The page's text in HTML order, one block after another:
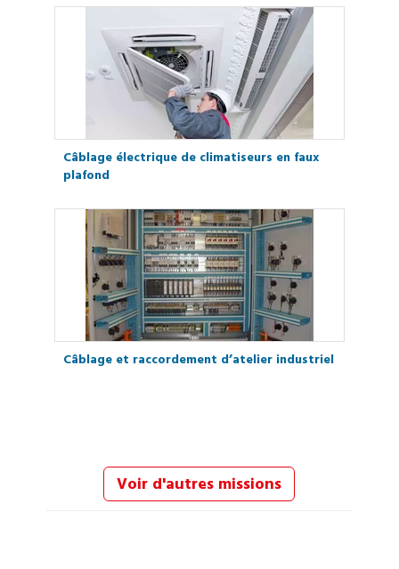
Câblage électrique de climatiseurs en faux
plafond
Câblage et raccordement d’atelier industriel
Voir d'autres missions